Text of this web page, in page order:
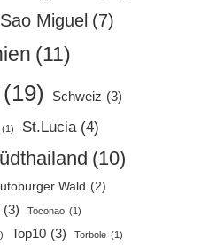
Sao Miguel (7)
(11)
(19) Schweiz (3)
(1) St.Lucia (4)
(10)
Wald (2)
(3) Toconao (1)
Top10 (3) Torbole (1)